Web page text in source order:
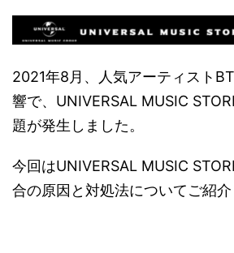
2021年8月、人気アーティスト
響で、 UNIVERSAL MUSIC
題が発生しました。
今回はUNIVERSAL MUSIC
合の原因と対処法についてご紹介